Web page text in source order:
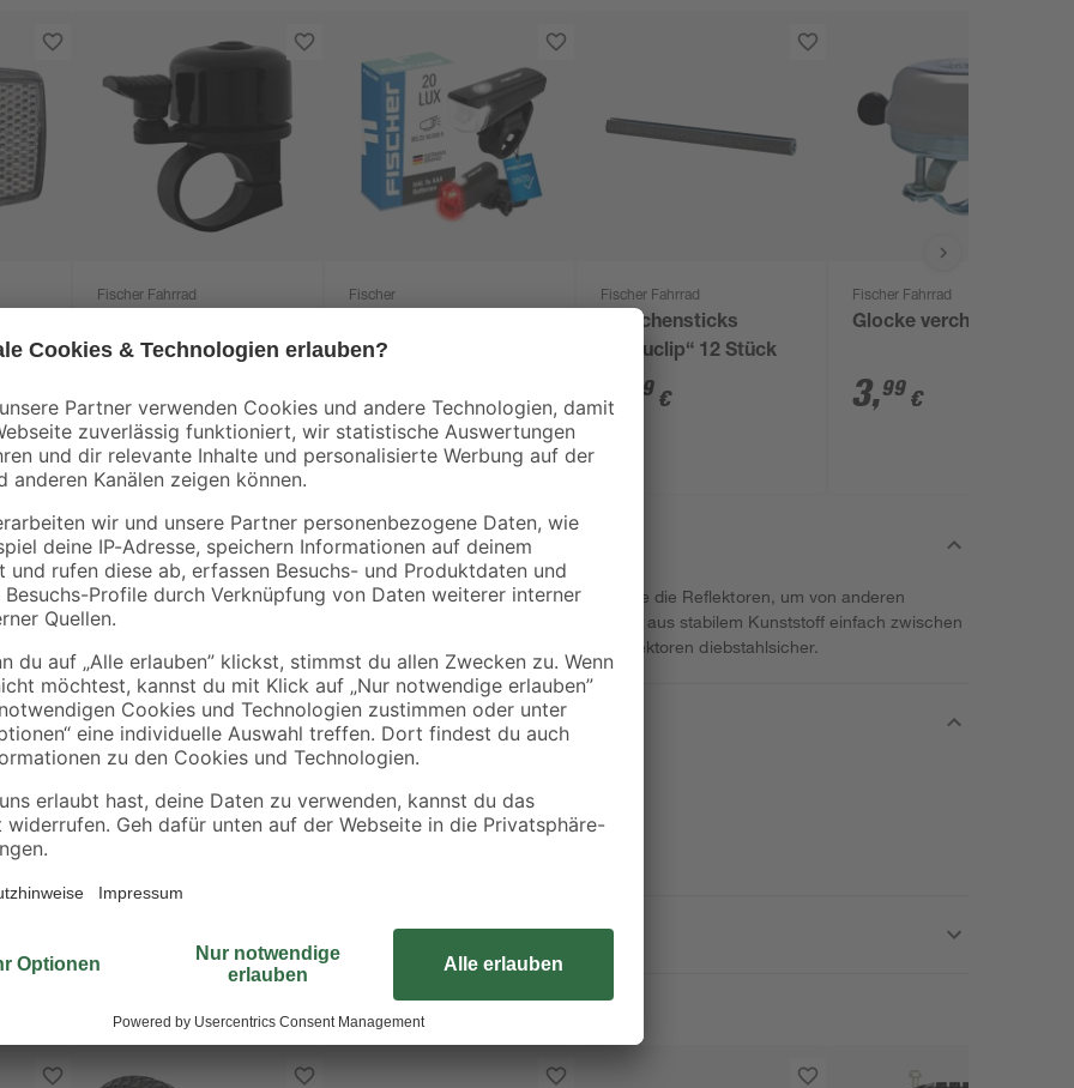
Fischer Fahrrad
schwarz
4, €
Fischer
Batterien 20 Lux mit
12, €
Fischer Fahrrad
Speichensticks
„Secuclip“ 12 Stück
6 99 €
Fischer Fahrrad
Glocke verchromt
3,99 €
sorgen für die ordnungsgemäße Sichtbarkeit im Straßenverkehr. Verwenden Sie die Reflektoren, um von anderen
zu werden. Die Montage verläuft schnell und bequem: Klemmen Sie die Speichen aus stabilem Kunststoff einfach zwischen
der sehr festen Klemmvorrichtung an den jeweiligen Enden sind die Speichenreflektoren diebstahlsicher.